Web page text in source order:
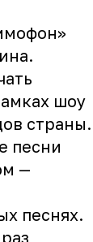
.
шоу
страны.
песни
—
песнях.